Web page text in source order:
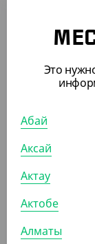
Контейнер
КОР
Это
Абай
Аксай
Актау
Актобе
Алматы